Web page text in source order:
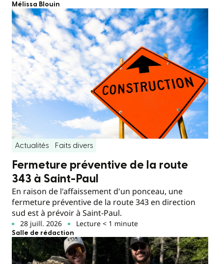
Mélissa Blouin
Actualités Faits divers
Fermeture préventive de la route
343 à Saint-Paul
En raison de l'affaissement d'un ponceau, une
fermeture préventive de la route 343 en direction
sud est à prévoir à Saint-Paul.
28 juill. 2026 Lecture < 1 minute
Salle de rédaction